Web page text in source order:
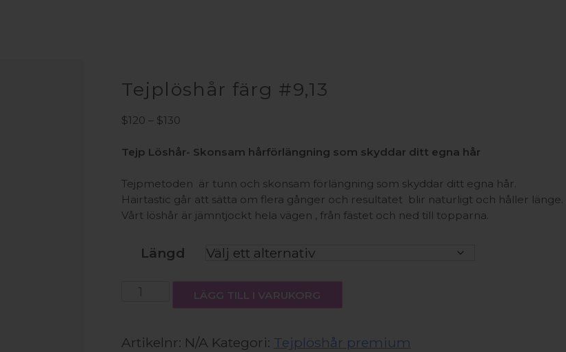
Tejplöshår färg #9,13
$120 – $130Prisintervall:
till
Tejp Löshår- Skonsam hårförlängning som skyddar ditt egna hår
Tejpmetoden är tunn och skonsam förlängning som skyddar ditt egna hår.
Hairtastic går att sätta om flera gånger och resultatet blir naturligt och håller länge.
Vårt löshår är jämntjockt hela vägen , från fästet och ned till topparna.
Längd
Tejplöshår
mängd
LÄGG TILL I VARUKORG
Artikelnr: N/A Kategori: Tejplöshår premium